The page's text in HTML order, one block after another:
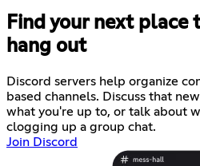
Find your next place
hang out
Discord servers help organize
based channels. Discuss that
what you're up to, or talk about
clogging up a group chat.
Join Discord